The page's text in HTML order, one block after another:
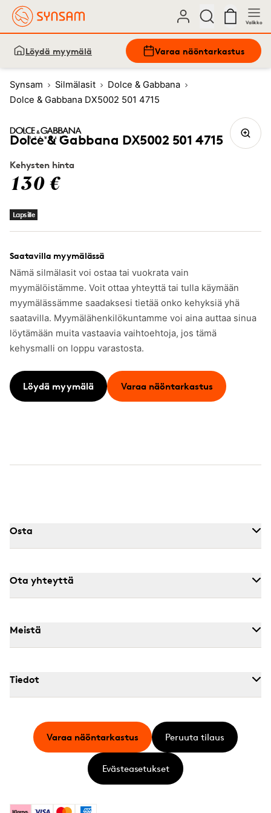
Valikko
Löydä myymälä Varaa näöntarkastus
Synsam Silmälasit
Dolce & Gabbana
Dolce & Gabbana DX5002 501 4715
Dolce & Gabbana DX5002 501 4715
Kehysten hinta
130 €
Lapsille
Saatavilla myymälässä
Nämä silmälasit voi ostaa tai vuokrata vain
myymälöistämme. Voit ottaa yhteyttä tai tulla käymään
myymälässämme saadaksesi tietää onko kehyksiä yhä
saatavilla. Myymälähenkilökuntamme voi aina auttaa sinua
löytämään muita vastaavia vaihtoehtoja, jos tämä
kehysmalli on loppu varastosta.
Löydä myymälä Varaa näöntarkastus
Osta
Ota yhteyttä
Meistä
Tiedot
KlarnaVisa MastercardAmerican Express
Varaa näöntarkastus Peruuta tilaus
Evästeasetukset